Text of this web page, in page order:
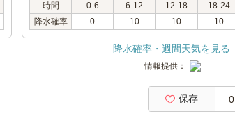
時間 0-6 6-12 12-18
18-24
降水確率
0 10 10 10
降水確率・週間天気を見る
情報提供：
保存 0